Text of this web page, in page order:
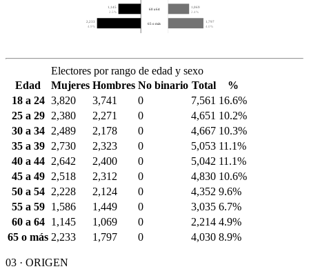
1,145
2.5%
1,069
2.4%
60 a 64
2,233
4.9%
1,797
4.0%
65 o más
Electores por rango de edad y sexo
Edad
Mujeres Hombres No binario Total
%
18 a 24 3,820 3,741 0 7,561 16.6%
25 a 29
2,380 2,271 0 4,651 10.2%
30 a 34
2,489 2,178 0 4,667 10.3%
35 a 39
2,730 2,323 0 5,053 11.1%
40 a 44
2,642 2,400 0 5,042 11.1%
45 a 49
2,518 2,312 0 4,830 10.6%
50 a 54
2,228 2,124 0 4,352 9.6%
55 a 59
1,586 1,449 0 3,035 6.7%
60 a 64
1,145 1,069 0 2,214 4.9%
65 o más 2,233 1,797 0 4,030 8.9%
03 · ORIGEN